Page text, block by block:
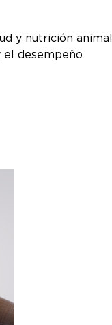
y nutrición
el desempeño